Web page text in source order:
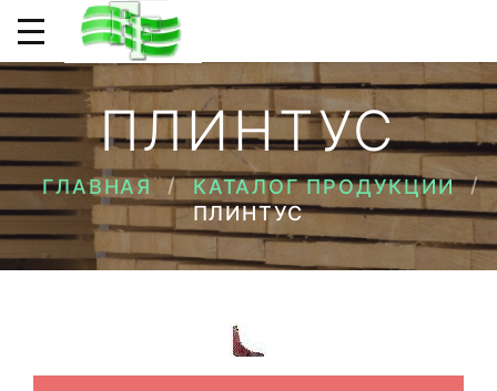
ПЛИНТУС
ГЛАВНАЯ
КАТАЛОГ ПРОДУКЦИИ
ПЛИНТУС